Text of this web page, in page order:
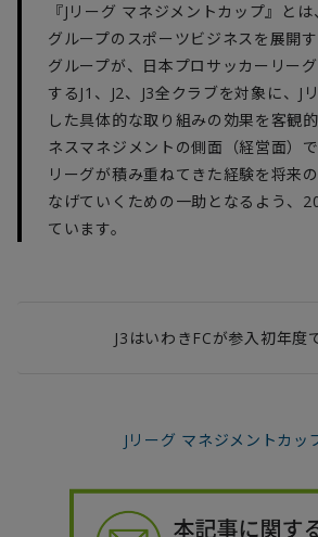
『Jリーグ マネジメントカップ』と
グループのスポーツビジネスを展開
グループが、日本プロサッカーリー
するJ1、J2、J3全クラブを対象に、J
した具体的な取り組みの効果を客観
ネスマネジメントの側面（経営面）
リーグが積み重ねてきた経験を将来
なげていくための一助となるよう、
ています。
J3はいわきFCが参入初年度
Jリーグ マネジメントカッ